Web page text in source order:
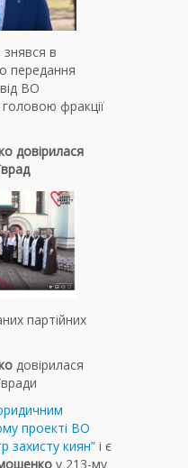
знявся в
передання
ВО
фракції
довірилася
партійних
довірилася
проекті ВО
захисту киян” і є
у 213-му